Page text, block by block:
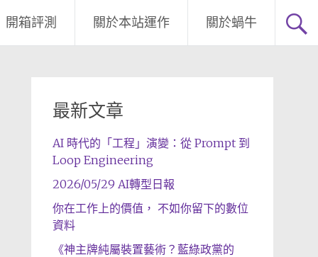
開箱評測 關於本站運作 關於蝸牛
最新文章
AI 時代的「工程」演變：從 Prompt 到
Loop Engineering
2026/05/29 AI轉型日報
你在工作上的價值， 不如你留下的數位
資料
《神主牌純屬裝置藝術？藍綠政黨的